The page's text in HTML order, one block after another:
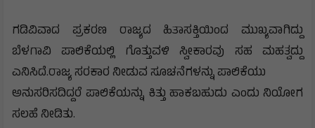
ಗಡಿವಿವಾದ ಪ್ರಕರಣ ರಾಜ್ಯದ ಹಿತಾಸಕ್ತಿಯಿಂದ ಮುಖ್ಯವಾಗಿದ್ದು
ಬೆಳಗಾವಿ ಪಾಲಿಕೆಯಲ್ಲಿ ಗೊತ್ತುವಳಿ ಸ್ವೀಕಾರವು ಸಹ ಮಹತ್ವದ್ದು
ಎನಿಸಿದೆ.ರಾಜ್ಯ ಸರಕಾರ ನೀಡುವ ಸೂಚನೆಗಳನ್ನು ಪಾಲಿಕೆಯು
ಅನುಸರಿಸದಿದ್ದರೆ ಪಾಲಿಕೆಯನ್ನು ಕಿತ್ತು ಹಾಕಬಹುದು ಎಂದು ನಿಯೋಗ
ಸಲಹೆ ನೀಡಿತು.